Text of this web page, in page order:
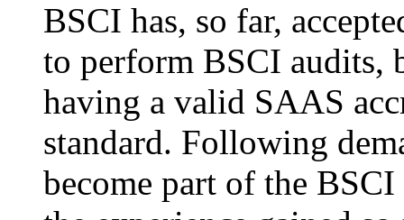
BSCI has, so far,
to perform BSCI audits,
having a valid SAAS
standard. Following
become part of the